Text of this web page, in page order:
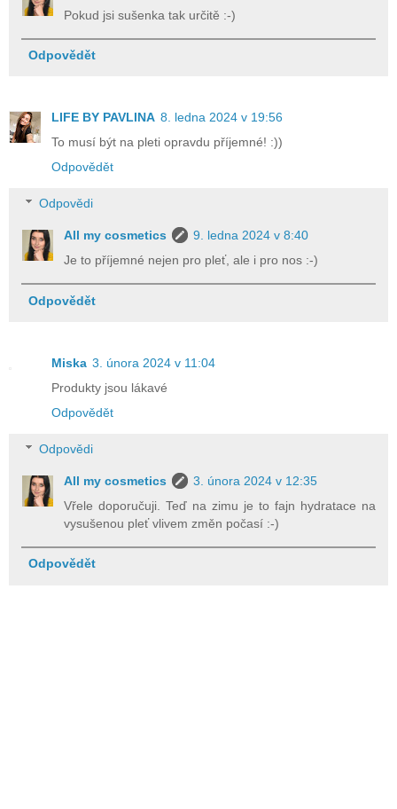
Pokud jsi sušenka tak určitě :-)
Odpovědět
LIFE BY PAVLINA 8. ledna 2024 v 19:56
To musí být na pleti opravdu příjemné! :))
Odpovědět
Odpovědi
All my cosmetics
9. ledna 2024 v 8:40
Je to příjemné nejen pro pleť, ale i pro nos :-)
Odpovědět
Miska 3. února 2024 v 11:04
Produkty jsou lákavé
Odpovědět
Odpovědi
All my cosmetics
3. února 2024 v 12:35
Vřele doporučuji. Teď na zimu je to fajn hydratace na
vysušenou pleť vlivem změn počasí :-)
Odpovědět